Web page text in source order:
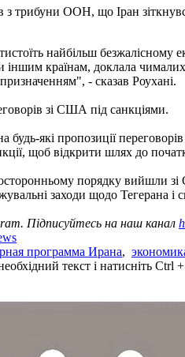
з трибуни ООН, що Іран
найбільш
іншим країнам, доклала
- сказав Роухані.
зі США під санкціями.
які пропозиції
щоб відкрити шлях до
порядку вийшли зі
заходи щодо Тегерана і
Підписуйтесь на наш канал
программа Ирана,
текст і натисніть